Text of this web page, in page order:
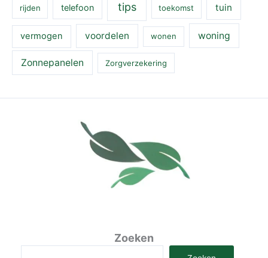
rijden telefoon tips toekomst tuin
vermogen voordelen wonen woning
Zonnepanelen Zorgverzekering
Zoeken